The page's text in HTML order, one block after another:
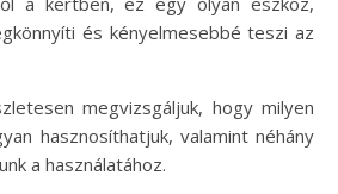
és kényelmesebbé teszi az
megvizsgáljuk, hogy milyen
hasznosíthatjuk, valamint néhány
a használatához.